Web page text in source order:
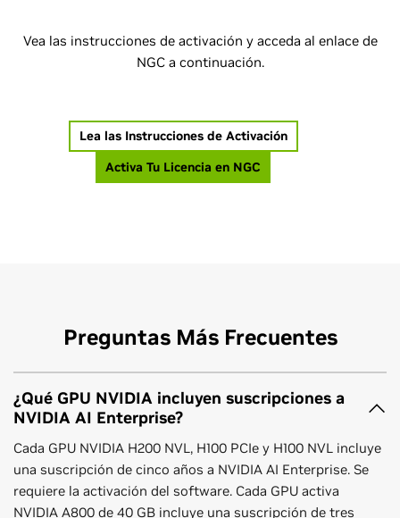
Vea las instrucciones de activación y acceda al enlace de
NGC a continuación.
Lea las Instrucciones de Activación
Activa Tu Licencia en NGC
Preguntas Más Frecuentes
¿Qué GPU NVIDIA incluyen suscripciones a
NVIDIA AI Enterprise?
Cada GPU NVIDIA H200 NVL, H100 PCIe y H100 NVL incluye
una suscripción de cinco años a NVIDIA AI Enterprise. Se
requiere la activación del software. Cada GPU activa
NVIDIA A800 de 40 GB incluye una suscripción de tres